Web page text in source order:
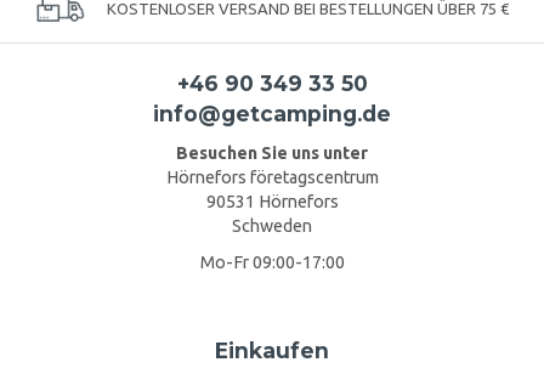
KOSTENLOSER VERSAND BEI BESTELLUNGEN ÜBER 75 €
+46 90 349 33 50
info@getcamping.de
Besuchen Sie uns unter
Hörnefors företagscentrum
90531 Hörnefors
Schweden
Mo-Fr 09:00-17:00
Einkaufen